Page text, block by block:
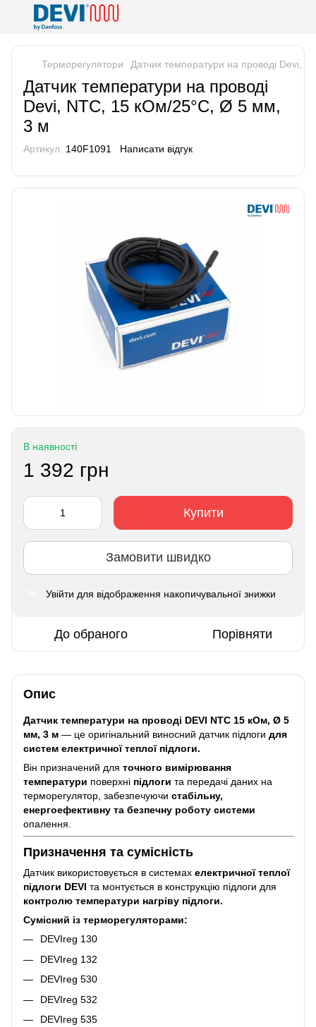
Терморегулятори Датчик температури на проводі Devi,
Датчик температури на проводі
Devi, NTC, 15 кОм/25°C, Ø 5 мм,
3 м
Артикул: 140F1091 Написати відгук
В наявності
1 392 грн
Купити
Замовити швидко
Увійти для відображення накопичувальної знижки
До обраного Порівняти
Опис
Датчик температури на проводі DEVI NTC 15 кОм, Ø 5
мм, 3 м — це оригінальний виносний датчик підлоги для
систем електричної теплої підлоги.
Він призначений для точного вимірювання
температури поверхні підлоги та передачі даних на
терморегулятор, забезпечуючи стабільну,
енергоефективну та безпечну роботу системи
опалення.
Призначення та сумісність
Датчик використовується в системах електричної теплої
підлоги DEVI та монтується в конструкцію підлоги для
контролю температури нагріву підлоги.
Сумісний із терморегуляторами:
DEVIreg 130
DEVIreg 132
DEVIreg 530
DEVIreg 532
DEVIreg 535